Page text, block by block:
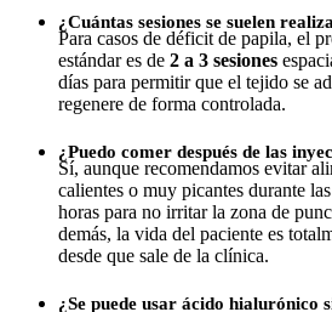
¿Cuántas sesiones se suelen
Para casos de déficit de papila, el
estándar es de 2 a 3 sesiones
días para permitir que el tejido se
regenere de forma controlada.
¿Puedo comer después de las
Sí, aunque recomendamos evitar
calientes o muy picantes durante
horas para no irritar la zona de
demás, la vida del paciente es
desde que sale de la clínica.
¿Se puede usar ácido hialurónico